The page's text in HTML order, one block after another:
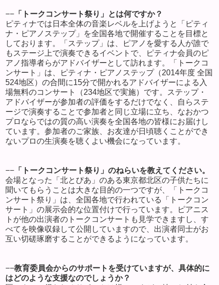
−− 「トークコンサート祭り」とは何ですか？
ピティナでは日本全体の音楽レベルを上げようと「ピティ
ナ・ピアノステップ」を全国各地で開催することを目標と
しております。「ステップ」は、ピアノを愛する人が誰で
もステージ上で演奏できるイベントで、ピティナ会員のピ
アノ指導者らがアドバイザーとして訪れます。「トークコ
ンサート」は、ピティナ・ピアノステップ（2014年度 全国
524地区）の合間に15分で開かれるアドバイザーによる入
場無料のコンサート（234地区で実施）です。ステップ・
アドバイザーが参加者の評価をするだけでなく、自らステ
ージで演奏することで参加者と同じ立場に立ち、なおかつ
プロならではの質の高い演奏を全国各地の皆様にお届けし
ています。参加者のご家族、お友達が日頃聴くことができ
ないプロの生演奏を聴くよい機会になっています。
−− 「トークコンサート祭り」のねらいを教えてください。
会場となった「北とぴあ」のある東京都北区の子供たちに
聞いてもらうことは大きな目的の一つですが、「トークコ
ンサート祭り」は、全国各地で行われている「トークコン
サート」の展示会的な位置付けで行っています。ピアニス
トが他の出演者のトークコンサートも見学できますし、す
べてを映像収録して公開していますので、出演者同士がお
互い切磋琢磨することができるようになっています。
−−教育委員会からのサポートを受けていますが、具体的に
はどのような支援なのでしょうか？